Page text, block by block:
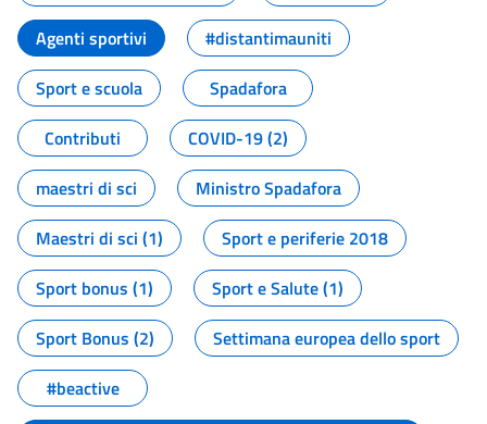
Agenti sportivi
#distantimauniti
Sport e scuola
Spadafora
Contributi
COVID-19 (2)
maestri di sci
Ministro Spadafora
Maestri di sci (1)
Sport e periferie 2018
Sport bonus (1)
Sport e Salute (1)
Sport Bonus (2)
Settimana europea dello sport
#beactive